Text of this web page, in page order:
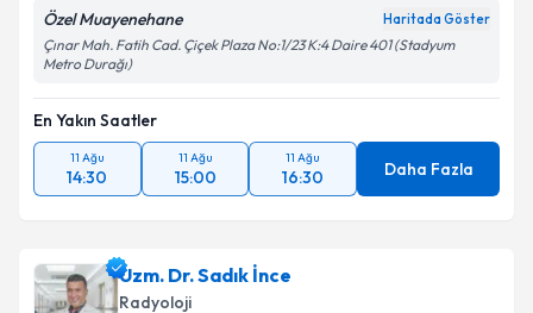
Özel Muayenehane Haritada Göster
Çınar Mah. Fatih Cad. Çiçek Plaza No:1/23 K:4 Daire 401 (Stadyum
Metro Durağı)
En Yakın Saatler
11 Ağu
14:30
11 Ağu
15:00
11 Ağu
16:30 Daha Fazla
Uzm. Dr. Sadık İnce
Radyoloji